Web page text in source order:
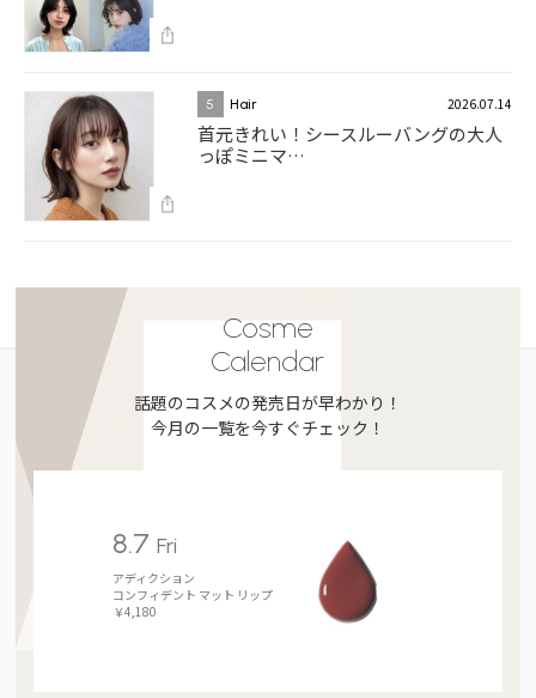
5 Hair 2026.07.14
首元きれい！シースルーバングの大人
っぽミニマ…
Cosme
Calendar
話題のコスメの発売日が早わかり！
今月の一覧を今すぐチェック！
8.7Fri
アディクション
コンフィデント マット リップ
￥4,180